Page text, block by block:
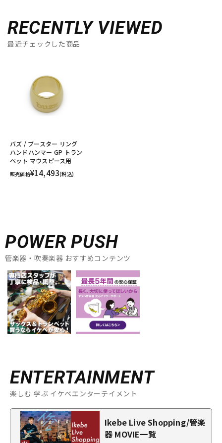
RECENTLY VIEWED
最近チェックした商品
バズ / ブースター リング
ハンドハンマー GP トラン
ペット マウスピース用
販売価格¥14,493(税込)
POWER PUSH
管楽器・吹奏楽器 おすすめコンテンツ
ENTERTAINMENT
楽しむ 学ぶ イケベエンターテイメント
Ikebe Live Shopping/管楽
器 MOVIE一覧